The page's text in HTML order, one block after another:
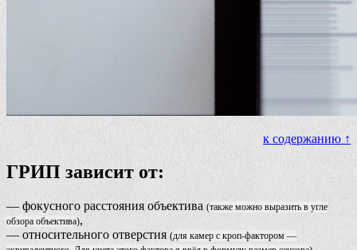
к содержанию ↑
ГРИП зависит от:
— фокусного расстояния объектива (также можно выразить в угле
обзора объектива),
— относительного отверстия (для камер с кроп-фактором —